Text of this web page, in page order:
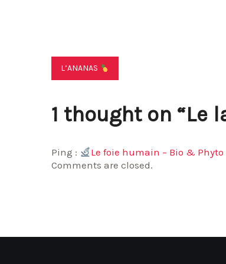
Navigation
l’article
L’ANANAS
1 thought on “Le
Ping :
Le foie humain – Bio & Phyto
Comments are closed.